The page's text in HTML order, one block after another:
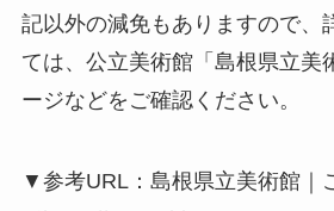
記以外の減免もありますので、
ては、公立美術館「島根県立美
ージなどをご確認ください。
▼参考URL：島根県立美術館｜